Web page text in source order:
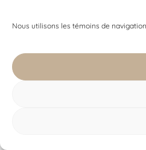
Nous utilisons les témoins de